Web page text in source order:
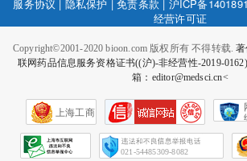
服务协议 | 隐私保护 |免责条款 | 沪ICP备
经营许可证
Copyright©2001-2020 bioon.com 版权所有 不得转载.
联网药品信息服务资格证书((沪)-非经营性-2019-0162)
箱：editor@medsci.cn<
上海工商
021-54485309-8082